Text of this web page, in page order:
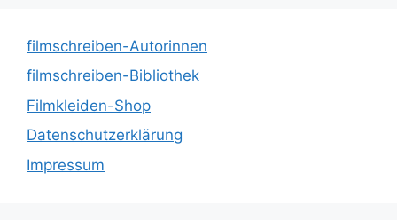
filmschreiben-Autorinnen
filmschreiben-Bibliothek
Filmkleiden-Shop
Datenschutzerklärung
Impressum